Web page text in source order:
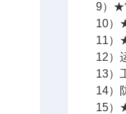
9）★
10）
11）
12）
13）
14）
15）